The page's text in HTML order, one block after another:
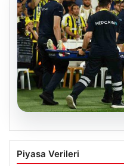
05.08.2026
Fenerbahçe’de
Oosterwolde’den
Piyasa Verileri